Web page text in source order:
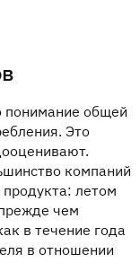
понимание общей
Это
компаний
летом
чем
в течение года
в отношении